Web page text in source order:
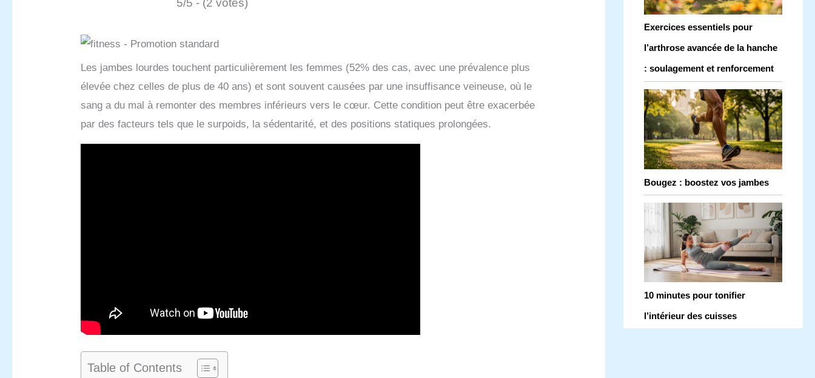
5/5 - (2 votes)
Les jambes lourdes touchent particulièrement les femmes (52% des cas, avec une prévalence plus
élevée chez celles de plus de 40 ans) et sont souvent causées par une insuffisance veineuse, où le
sang a du mal à remonter des membres inférieurs vers le cœur. Cette condition peut être exacerbée
par des facteurs tels que le surpoids, la sédentarité, et des positions statiques prolongées.
Table of Contents
Exercices essentiels pour
l’arthrose avancée de la hanche
: soulagement et renforcement
Bougez : boostez vos jambes
10 minutes pour tonifier
l’intérieur des cuisses